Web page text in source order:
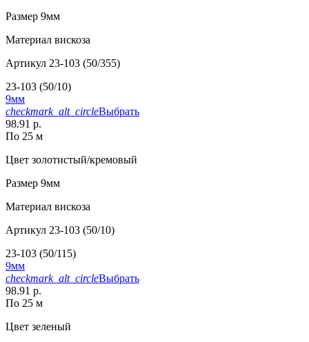
Размер 9мм
Материал вискоза
Артикул 23-103 (50/355)
23-103 (50/10)
9мм
checkmark_alt_circleВыбрать
98.91 р.
По 25 м
Цвет золотистый/кремовый
Размер 9мм
Материал вискоза
Артикул 23-103 (50/10)
23-103 (50/115)
9мм
checkmark_alt_circleВыбрать
98.91 р.
По 25 м
Цвет зеленый